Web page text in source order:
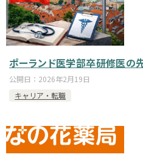
ポーランド医学部卒研修医の
公開日： 2026年2月19日
キャリア・転職